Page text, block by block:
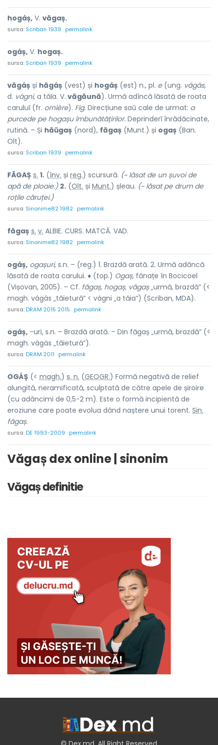
hogáș, V. văgaș.
sursa: Scriban 1939 permalink
ogáș, V. hogaș.
sursa: Scriban 1939 permalink
văgáș și hăgáș (vest) și hogáș (est) n., pl. e(ung. vágás,
d. vágni, a tăĭa. V. văgăună). Urmă adîncă lăsată de roata
caruluĭ (fr. ornière). Fig. Direcțiune saŭ cale de urmat: a
purcede pe hogașu îmbunătățirilor. Deprinderĭ înrădăcinate,
rutină. – Și hăŭgaș (nord), făgaș (Munt.) și ogaș (Ban.
Olt).
sursa: Scriban 1939 permalink
FĂGAȘ s. 1. (înv. și reg.) scursură. (~ lăsat de un șuvoi de
apă de ploaie.) 2. (Olt. și Munt.) șleau. (~ lăsat pe drum de
roțile căruței.)
sursa: Sinonime82 1982 permalink
făgaș s. v. ALBIE. CURS. MATCĂ. VAD.
sursa: Sinonime82 1982 permalink
ogáș, ogașuri, s.n. – (reg.) 1. Brazdă arată. 2. Urmă adâncă
lăsată de roata carului. ♦ (top.) Ogaș, fânațe în Bocicoel
(Vișovan, 2005). – Cf. făgaș, hogaș, văgaș„urmă, brazdă” (<
magh. vágás „tăietură” < vágni „a tăia”) (Scriban, MDA).
sursa:DRAM 2015 2015 permalink
ogáș, -uri, s.n. – Brazdă arată. – Din făgaș „urmă, brazdă” (<
magh. vágás „tăietură”).
sursa:DRAM 2011 permalink
OGÁȘ (< magh.) s. n. (GEOGR.) Formă negativă de relief
alungită, neramificată, sculptată de către apele de șiroire
(cu adâncimi de 0,5-2 m). Este o formă incipientă de
eroziune care poate evolua dând naștere unui torent. Sin.
făgaș.
sursa:DE 1993-2009 permalink
Văgaș dex online | sinonim
Văgaș definitie